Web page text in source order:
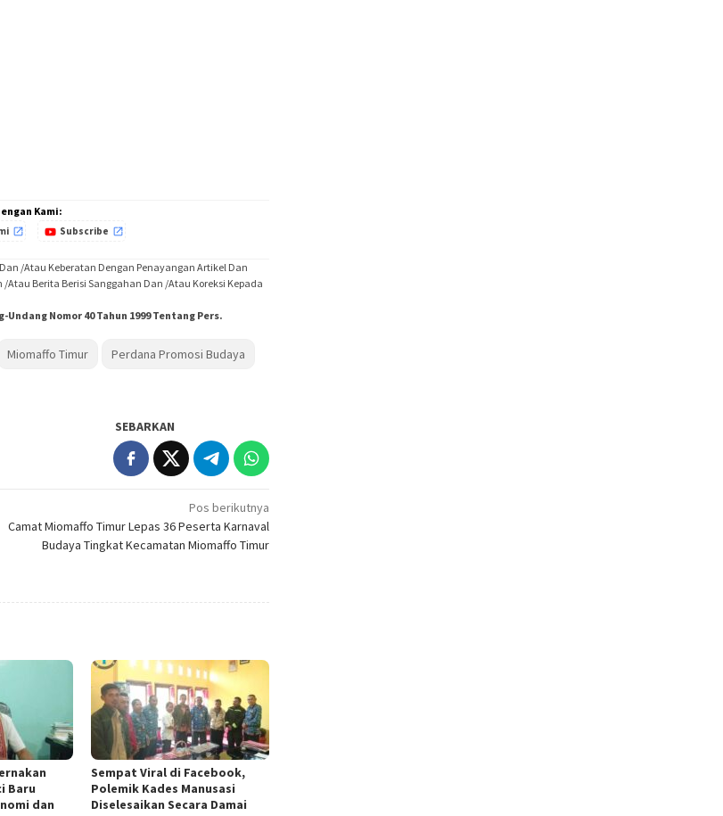
Kami:
Subscribe
/Atau Keberatan Dengan Penayangan Artikel Dan
Berita Berisi Sanggahan Dan /Atau Koreksi Kepada
Undang Nomor 40 Tahun 1999 Tentang Pers.
Miomaffo Timur Perdana Promosi Budaya
SEBARKAN
Pos berikutnya
Camat Miomaffo Timur Lepas 36 Peserta Karnaval
Budaya Tingkat Kecamatan Miomaffo Timur
Baru
dan
Sempat Viral di Facebook,
Polemik Kades Manusasi
Diselesaikan Secara Damai